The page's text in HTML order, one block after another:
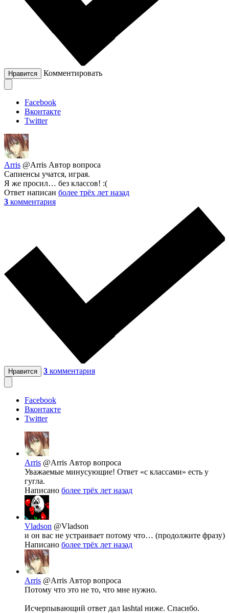
Нравится Комментировать
Facebook
Вконтакте
Twitter
Arris @Arris Автор вопроса
Сапиенсы учатся, играя.
Я же просил… без классов! :(
Ответ написан более трёх лет назад
3 комментария
Нравится 3 комментария
Facebook
Вконтакте
Twitter
Arris @Arris Автор вопроса
Уважаемые минусующие! Ответ «с классами» есть у
гугла.
Написано более трёх лет назад
Vladson @Vladson
и он вас не устраивает потому что… (продолжите фразу)
Написано более трёх лет назад
Arris @Arris Автор вопроса
Потому что это не то, что мне нужно.
Исчерпывающий ответ дал lashtal ниже. Спасибо.